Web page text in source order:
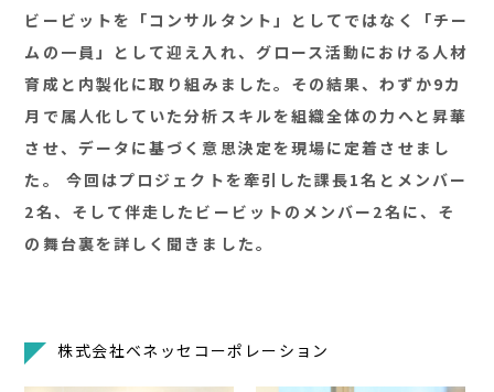
ビービットを「コンサルタント」としてではなく「チー
ムの一員」として迎え入れ、グロース活動における人材
育成と内製化に取り組みました。その結果、わずか9カ
月で属人化していた分析スキルを組織全体の力へと昇華
させ、データに基づく意思決定を現場に定着させまし
た。 今回はプロジェクトを牽引した課長1名とメンバー
2名、そして伴走したビービットのメンバー2名に、そ
の舞台裏を詳しく聞きました。
株式会社ベネッセコーポレーション